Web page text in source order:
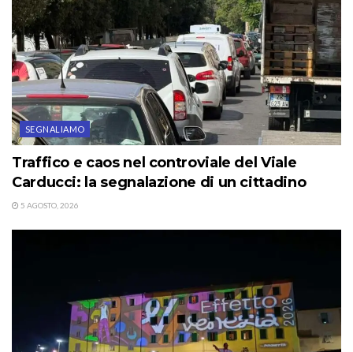
SEGNALIAMO
Traffico e caos nel controviale del Viale
Carducci: la segnalazione di un cittadino
5 AGOSTO, 2026